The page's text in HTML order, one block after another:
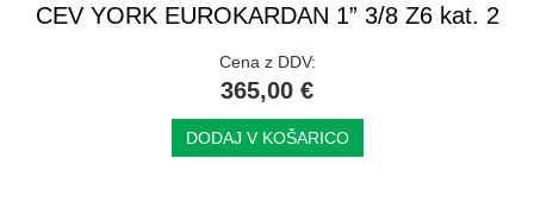
CEV YORK EUROKARDAN 1” 3/8 Z6 kat. 2
Cena z DDV:
365,00 €
DODAJ V KOŠARICO